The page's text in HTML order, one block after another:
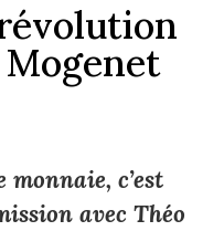
c’est
avec Théo